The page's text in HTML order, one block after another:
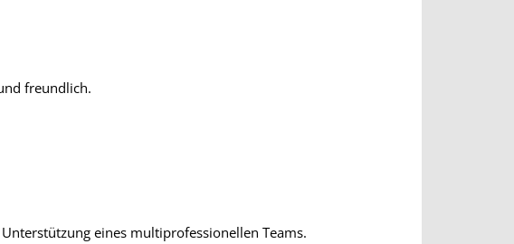
freundlich.
eines multiprofessionellen Teams.